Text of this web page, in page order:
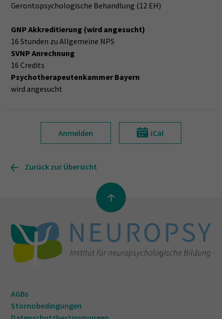
Gerontopsychologische Behandlung (12 EH)
GNP Akkreditierung (wird angesucht)
16 Stunden zu Allgemeine NPS
SVNP Anrechnung
16 Credits
Psychotherapeutenkammer Bayern
wird angesucht
Anmelden iCal
Zurück zur Übersicht
AGBs
Stornobedingungen